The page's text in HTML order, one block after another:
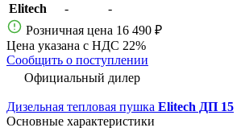
Elitech
-
-
Розничная цена 16 490 ₽
Цена указана с НДС 22%
Сообщить о поступлении
Официальный дилер
Дизельная тепловая пушка Elitech ДП 15
Основные характеристики